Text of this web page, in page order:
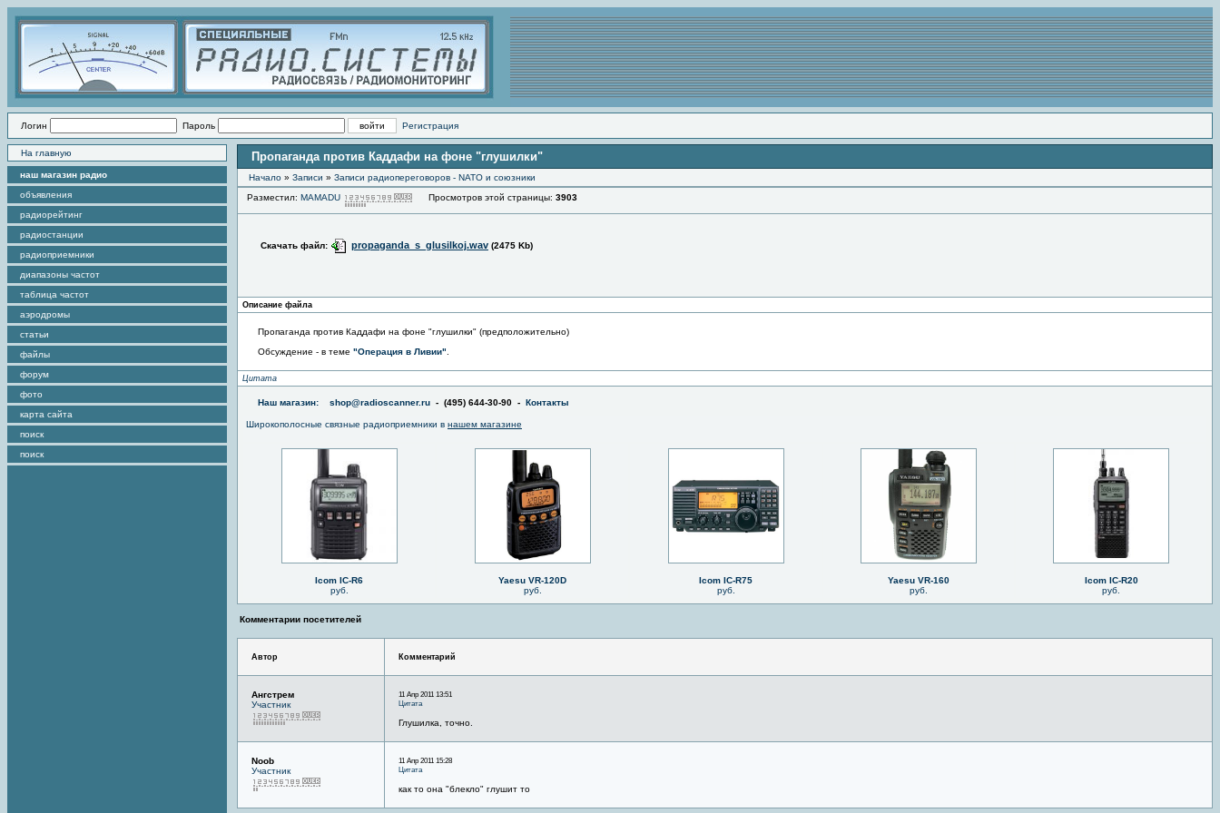
Логин Пароль Регистрация
На главную
наш магазин радио
объявления
радиорейтинг
радиостанции
радиоприемники
диапазоны частот
таблица частот
аэродромы
статьи
файлы
форум
фото
карта сайта
поиск
поиск
Пропаганда против Каддафи на фоне "глушилки"
Начало » Записи » Записи радиопереговоров - NATO и союзники
Разместил: MAMADU Просмотров этой страницы: 3903
Скачать файл: propaganda_s_glusilkoj.wav (2475 Kb)
Описание файла
Пропаганда против Каддафи на фоне "глушилки" (предположительно)
Обсуждение - в теме "Операция в Ливии"
Цитата
Наш магазин: shop@radioscanner.ru - (495) 644-30-90 - Контакты
Широкополосные связные радиоприемники в нашем магазине
Icom IC-R6
руб.
Yaesu VR-120D
руб.
Icom IC-R75
руб.
Yaesu VR-160
руб.
Icom IC-R20
руб.
Комментарии посетителей
Автор Комментарий
Ангстрем
Участник
11 Апр 2011 13:51
Цитата
Глушилка, точно.
Noob
Участник
11 Апр 2011 15:28
Цитата
как то она "блекло" глушит то